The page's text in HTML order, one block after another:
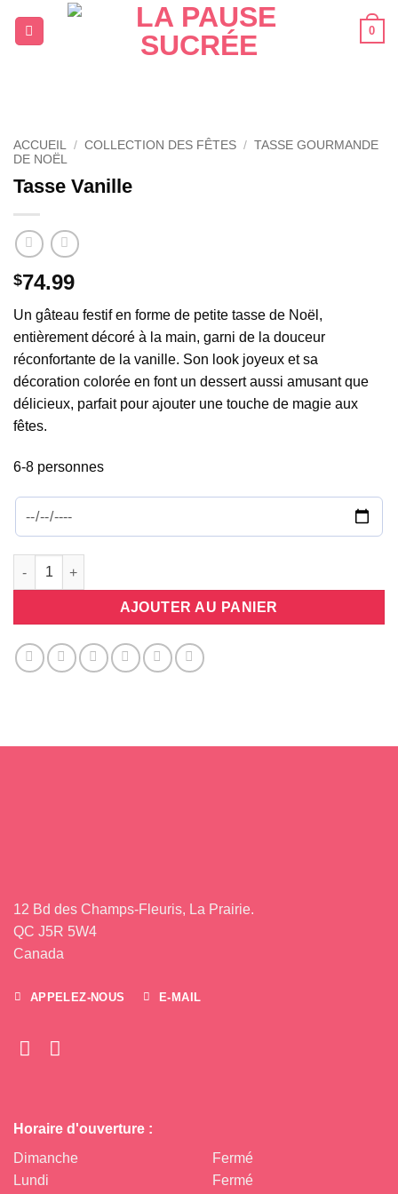
0
ACCUEIL / COLLECTION DES FÊTES / TASSE GOURMANDE
DE NOËL
Tasse Vanille
$74.99
Un gâteau festif en forme de petite tasse de Noël,
entièrement décoré à la main, garni de la douceur
réconfortante de la vanille. Son look joyeux et sa
décoration colorée en font un dessert aussi amusant que
délicieux, parfait pour ajouter une touche de magie aux
fêtes.
6-8 personnes
quantité de Tasse Vanille
AJOUTER AU PANIER
12 Bd des Champs-Fleuris, La Prairie.
QC J5R 5W4
Canada
APPELEZ-NOUS E-MAIL
Horaire d'ouverture :
Dimanche
Lundi
Fermé
Fermé